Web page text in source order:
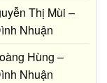
Thị Mùi –
Nhuận
Hùng –
Nhuận